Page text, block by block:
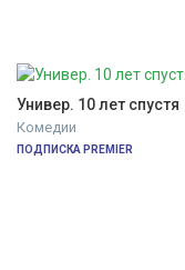
Универ. 10 лет спустя
Комедии
ПОДПИСКА PREMIER